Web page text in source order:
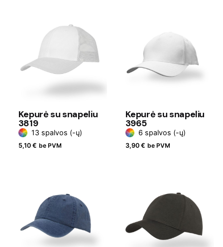
Kepurė su snapeliu
3819
13 spalvos (-ų)
5,10 € be PVM
Kepurė su snapeliu
3965
6 spalvos (-ų)
3,90 € be PVM